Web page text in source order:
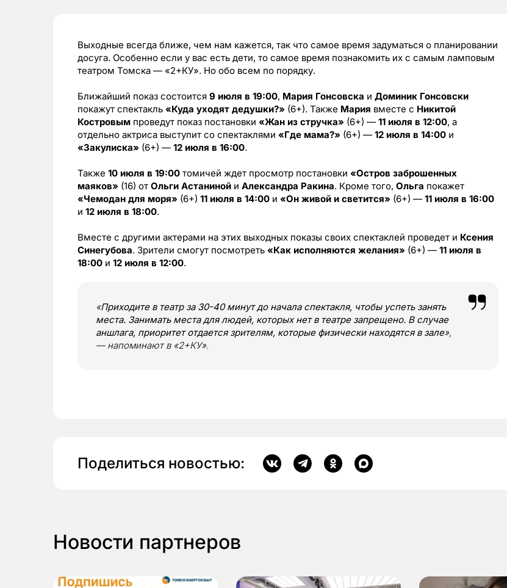
Выходные всегда ближе, чем нам кажется, так что самое время задуматься о планировании
досуга. Особенно если у вас есть дети, то самое время познакомить их с самым ламповым
театром Томска — «2+КУ». Но обо всем по порядку.
Ближайший показ состоится 9 июля в 19:00, Мария Гонсовска и Доминик Гонсовски
покажут спектакль «Куда уходят дедушки?» (6+). Также Мария вместе с Никитой
Костровым проведут показ постановки «Жан из стручка» (6+) — 11 июля в 12:00, а
отдельно актриса выступит со спектаклями «Где мама?» (6+) — 12 июля в 14:00 и
«Закулиска» (6+) — 12 июля в 16:00.
Также 10 июля в 19:00 томичей ждет просмотр постановки «Остров заброшенных
маяков» (16) от Ольги Астаниной и Александра Ракина. Кроме того, Ольга покажет
«Чемодан для моря» (6+) 11 июля в 14:00 и «Он живой и светится» (6+) — 11 июля в 16:00
и 12 июля в 18:00.
Вместе с другими актерами на этих выходных показы своих спектаклей проведет и Ксения
Синегубова. Зрители смогут посмотреть «Как исполняются желания» (6+) — 11 июля в
18:00 и 12 июля в 12:00.
«Приходите в театр за 30-40 минут до начала спектакля, чтобы успеть занять
места. Занимать места для людей, которых нет в театре запрещено. В случае
аншлага, приоритет отдается зрителям, которые физически находятся в зале»,
— напоминают в «2+КУ».
Поделиться новостью:
Новости партнеров